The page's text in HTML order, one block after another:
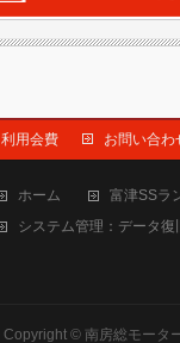
利用会費 お問い合わ
ホーム 富津SSラ
システム管理：データ
Copyright © 南房総モータ